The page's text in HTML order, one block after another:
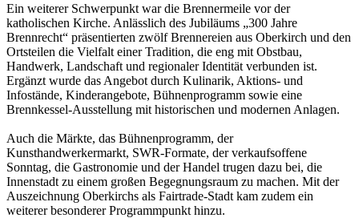
Ein weiterer Schwerpunkt war die Brennermeile vor der
katholischen Kirche. Anlässlich des Jubiläums „300 Jahre
Brennrecht“ präsentierten zwölf Brennereien aus Oberkirch und den
Ortsteilen die Vielfalt einer Tradition, die eng mit Obstbau,
Handwerk, Landschaft und regionaler Identität verbunden ist.
Ergänzt wurde das Angebot durch Kulinarik, Aktions- und
Infostände, Kinderangebote, Bühnenprogramm sowie eine
Brennkessel-Ausstellung mit historischen und modernen Anlagen.
Auch die Märkte, das Bühnenprogramm, der
Kunsthandwerkermarkt, SWR-Formate, der verkaufsoffene
Sonntag, die Gastronomie und der Handel trugen dazu bei, die
Innenstadt zu einem großen Begegnungsraum zu machen. Mit der
Auszeichnung Oberkirchs als Fairtrade-Stadt kam zudem ein
weiterer besonderer Programmpunkt hinzu.